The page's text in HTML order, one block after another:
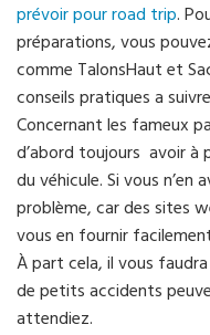
prévoir pour road trip.
préparations, vous
comme TalonsHaut et
conseils pratiques a
Concernant les fameux
d’abord toujours avoir à
du véhicule. Si vous n’en
problème, car des sites
vous en fournir
À part cela, il vous faudra
de petits accidents
attendiez.